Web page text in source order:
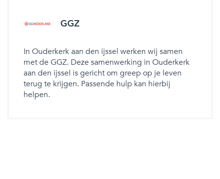
GGZ
In Ouderkerk aan den ijssel werken wij samen
met de GGZ. Deze samenwerking in Ouderkerk
aan den ijssel is gericht om greep op je leven
terug te krijgen. Passende hulp kan hierbij
helpen.